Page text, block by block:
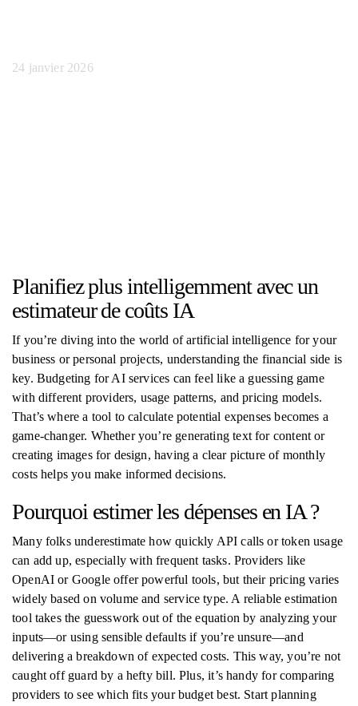
24 janvier 2026
Planifiez plus intelligemment avec un
estimateur de coûts IA
If you’re diving into the world of artificial intelligence for your
business or personal projects, understanding the financial side is
key. Budgeting for AI services can feel like a guessing game
with different providers, usage patterns, and pricing models.
That’s where a tool to calculate potential expenses becomes a
game-changer. Whether you’re generating text for content or
creating images for design, having a clear picture of monthly
costs helps you make informed decisions.
Pourquoi estimer les dépenses en IA ?
Many folks underestimate how quickly API calls or token usage
can add up, especially with frequent tasks. Providers like
OpenAI or Google offer powerful tools, but their pricing varies
widely based on volume and service type. A reliable estimation
tool takes the guesswork out of the equation by analyzing your
inputs—or using sensible defaults if you’re unsure—and
delivering a breakdown of expected costs. This way, you’re not
caught off guard by a hefty bill. Plus, it’s handy for comparing
providers to see which fits your budget best. Start planning